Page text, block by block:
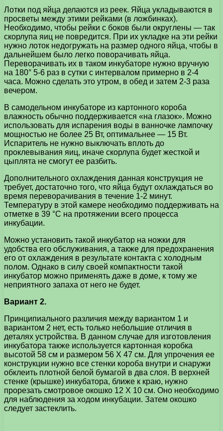
Лотки под яйца делаются из реек. Яйца укладываются в
просветы между этими рейками (в ложбинках).
Необходимо, чтобы рейки с боков были округлены — так
скорлупа яиц не повредится. При их укладке на эти рейки
нужно лоток недогружать на размер одного яйца, чтобы в
дальнейшем было легко поворачивать яйца.
Переворачивать их в таком инкубаторе нужно вручную
на 180° 5-6 раз в сутки с интервалом примерно в 2-4
часа. Можно сделать это утром, в обед и затем 2-3 раза
вечером.
В самодельном инкубаторе из картонного короба
влажность обычно поддерживается «на глазок». Можно
использовать для испарения воды в ванночке лампочку
мощностью не более 25 Вт, оптимальнее — 15 Вт.
Испаритель не нужно выключать вплоть до
проклевывания яиц, иначе скорлупа будет жесткой и
цыплята не смогут ее разбить.
Дополнительного охлаждения данная конструкция не
требует, достаточно того, что яйца будут охлаждаться во
время переворачивания в течение 1-2 минут.
Температуру в этой камере необходимо поддерживать на
отметке в 39 °С на протяжении всего процесса
инкубации.
Можно установить такой инкубатор на ножки для
удобства его обслуживания, а также для предохранения
его от охлаждения в результате контакта с холодным
полом. Однако в силу своей компактности такой
инкубатор можно применять даже в доме, к тому же
неприятного запаха от него не будет.
Вариант 2.
Принципиального различия между вариантом 1 и
вариантом 2 нет, есть только небольшие отличия в
деталях устройства. В данном случае для изготовления
инкубатора также используется картонная коробка
высотой 58 см и размером 56 X 47 см. Для упрочения ее
конструкции нужно все стенки короба внутри и снаружи
обклеить плотной белой бумагой в два слоя. В верхней
стенке (крышке) инкубатора, ближе к краю, нужно
прорезать смотровое окошко 12 X 10 см. Оно необходимо
для наблюдения за ходом инкубации. Затем окошко
следует застеклить.